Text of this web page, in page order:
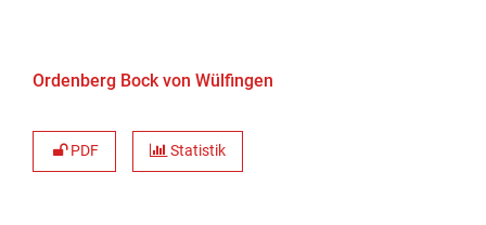
Ordenberg Bock von Wülfingen
PDF Statistik